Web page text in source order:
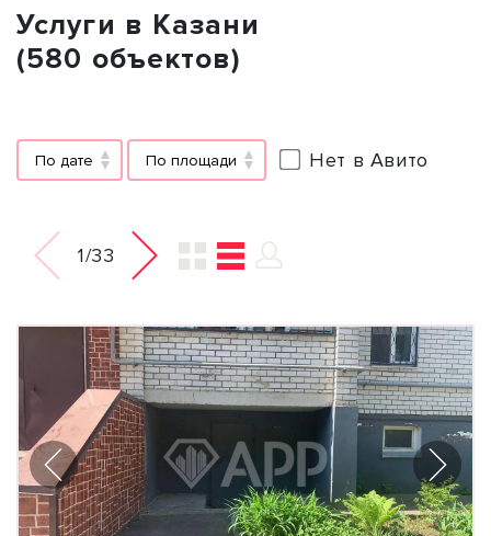
Услуги в Казани
(580 объектов)
По дате По площади Нет в Авито
1/33